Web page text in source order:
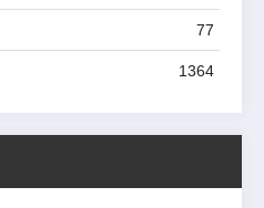
77
1364